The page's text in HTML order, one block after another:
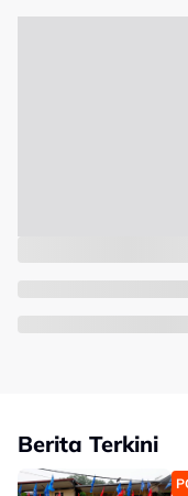
Berita Terkini